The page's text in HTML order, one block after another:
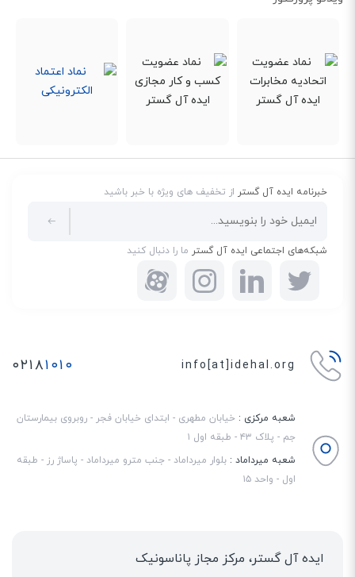
خبرنامه ایده آل گستراز تخفیف های ویژه با خبر باشید
شبکه‌های اجتماعی ایده آل گسترما را دنبال کنید
info[at]idehal.org ۰۲۱۸۱۰۱۰
شعبه مرکزی : خیابان مطهری - ابتدای خیابان فجر - روبروی بیمارستان
جم - پلاک ۴۳ - طبقه اول ۱
شعبه میرداماد : بلوار میرداماد - جنب مترو میرداماد - پاساژ رز - طبقه
اول - واحد ۱۵
ایده آل گستر، مرکز مجاز پاناسونیک